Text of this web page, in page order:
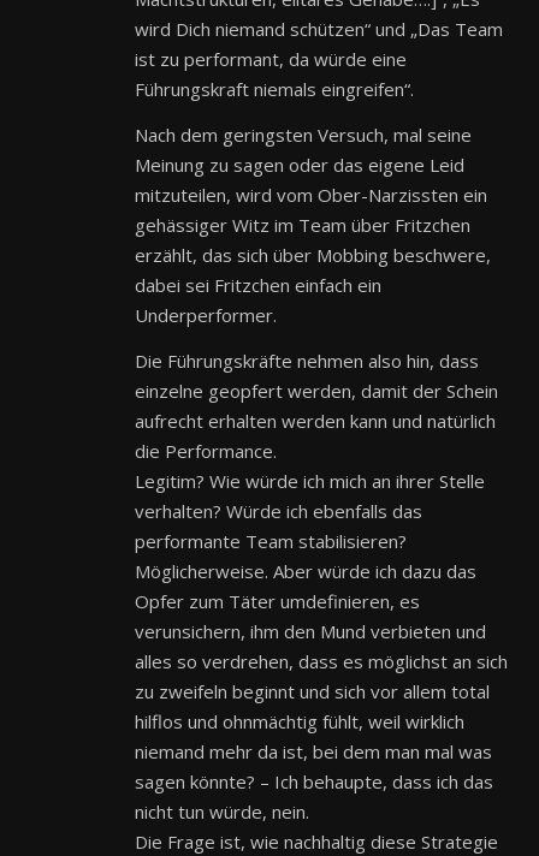
wird Dich niemand schützen“ und „Das Team
ist zu performant, da würde eine
Führungskraft niemals eingreifen“.
Nach dem geringsten Versuch, mal seine
Meinung zu sagen oder das eigene Leid
mitzuteilen, wird vom Ober-Narzissten ein
gehässiger Witz im Team über Fritzchen
erzählt, das sich über Mobbing beschwere,
dabei sei Fritzchen einfach ein
Underperformer.
Die Führungskräfte nehmen also hin, dass
einzelne geopfert werden, damit der Schein
aufrecht erhalten werden kann und natürlich
die Performance.
Legitim? Wie würde ich mich an ihrer Stelle
verhalten? Würde ich ebenfalls das
performante Team stabilisieren?
Möglicherweise. Aber würde ich dazu das
Opfer zum Täter umdefinieren, es
verunsichern, ihm den Mund verbieten und
alles so verdrehen, dass es möglichst an sich
zu zweifeln beginnt und sich vor allem total
hilflos und ohnmächtig fühlt, weil wirklich
niemand mehr da ist, bei dem man mal was
sagen könnte? – Ich behaupte, dass ich das
nicht tun würde, nein.
Die Frage ist, wie nachhaltig diese Strategie